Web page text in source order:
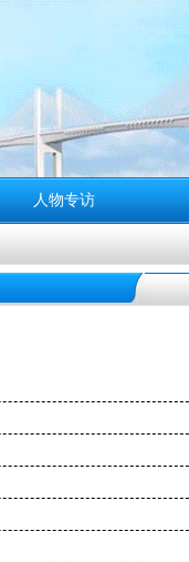
人物专访